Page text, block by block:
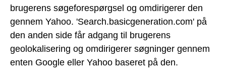
brugerens søgeforespørgsel og omdirigerer den
gennem Yahoo. 'Search.basicgeneration.com' på
den anden side får adgang til brugerens
geolokalisering og omdirigerer søgninger gennem
enten Google eller Yahoo baseret på den.